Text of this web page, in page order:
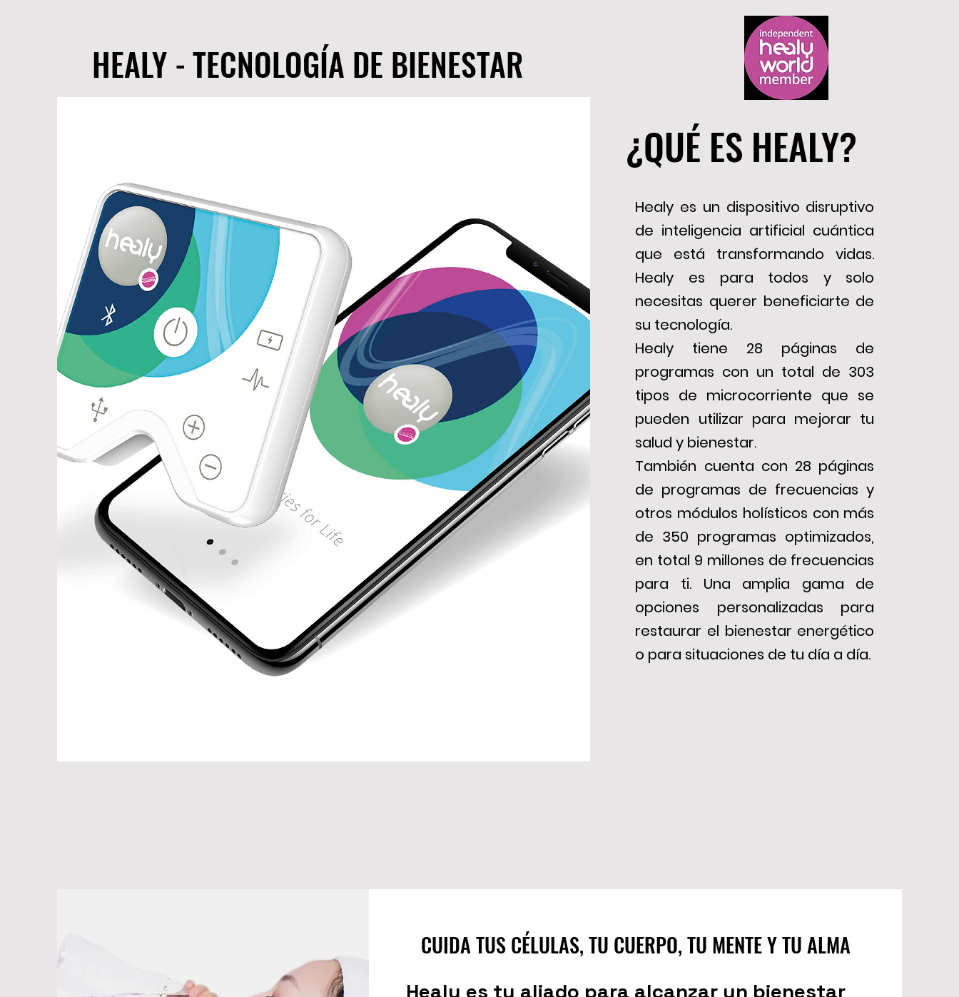
Healy es un dispositivo disruptivo
de inteligencia artificial cuántica
que está transformando vidas.
Healy es para todos y solo
necesitas querer beneficiarte de
su tecnología.
Healy tiene 28 páginas de
programas con un total de 303
tipos de microcorriente que se
pueden utilizar para mejorar tu
salud y bienestar.
También cuenta con 28 páginas
de programas de frecuencias y
otros módulos holísticos con más
de 350 programas optimizados,
en total 9 millones de frecuencias
para ti. Una amplia gama de
opciones personalizadas para
restaurar el bienestar energético
o para situaciones de tu día a día.
¿QUÉ ES HEALY?
¿QUÉ ES HEALY?
HEALY - TECNOLOGÍA DE BIENESTAR
HEALY - TECNOLOGÍA DE BIENESTAR
CUIDA TUS CÉLULAS, TU CUERPO, TU MENTE Y TU ALMA
CUIDA TUS CÉLULAS, TU CUERPO, TU MENTE Y TU ALMA
Healy es tu aliado para alcanzar un bienestar